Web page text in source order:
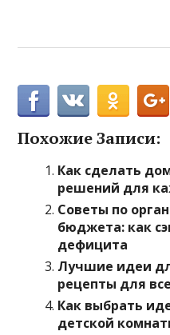
Похожие Записи:
Как сделать
решений для
Советы по
бюджета: как
дефицита
Лучшие идеи
рецепты для
Как выбрать
детской